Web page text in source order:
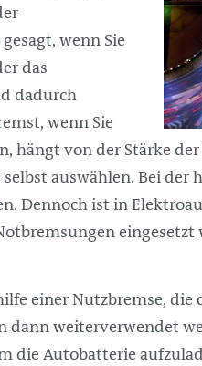
wenn Sie
das
dadurch
wenn Sie
hängt von der Stärke
auswählen. Bei
Dennoch ist in
einer Nutzbremse, die
dann weiterverwendet
die Autobatterie